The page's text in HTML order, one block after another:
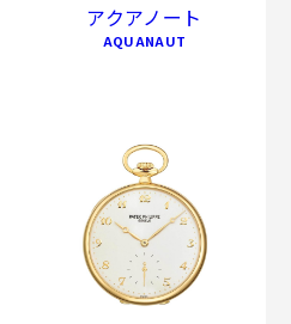
アクアノート
AQUANAUT